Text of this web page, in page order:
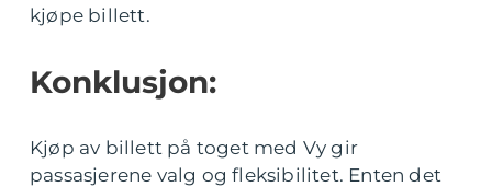
kjøpe billett.
Konklusjon:
Kjøp av billett på toget med Vy gir
passasjerene valg og fleksibilitet. Enten det